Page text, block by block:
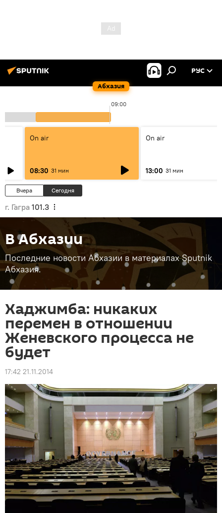
Абхазия
РУС
09:00
On air
08:30 31 мин
On air
13:00 31 мин
Вчера Сегодня
г. Гагра 101.3
В Абхазии
Последние новости Абхазии в материалах Sputnik
Абхазия.
Хаджимба: никаких
перемен в отношении
Женевского процесса не
будет
17:42 21.11.2014